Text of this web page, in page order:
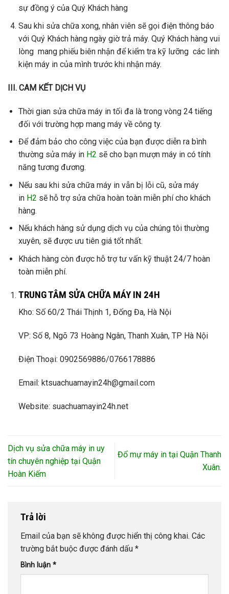
sự đồng ý của Quý Khách hàng
Sau khi sửa chữa xong, nhân viên sẽ gọi điện thông báo
với Quý Khách hàng ngày giờ trả máy. Quý Khách hàng vui
lòng mang phiếu biên nhận để kiểm tra kỹ lưỡng các linh
kiện máy in của mình trước khi nhận máy.
III. CAM KẾT DỊCH VỤ
Thời gian sửa chữa máy in tối đa là trong vòng 24 tiếng
đối với trường hợp mang máy về công ty.
Để đảm bảo cho công việc của bạn được diễn ra bình
thường sửa máy in H2 sẽ cho bạn mượn máy in có tính
năng tương đương.
Nếu sau khi sửa chữa máy in vẫn bị lỗi cũ, sửa máy
in H2 sẽ hỗ trợ sửa chữa hoàn toàn miễn phí cho khách
hàng.
Nếu khách hàng sử dụng dịch vụ của chúng tôi thường
xuyên, sẽ được ưu tiên giá tốt nhất.
Khách hàng còn được hỗ trợ tư vấn kỹ thuật 24/7 hoàn
toàn miễn phí.
TRUNG TÂM SỬA CHỮA MÁY IN 24H
Kho: Số 60/2 Thái Thịnh 1, Đống Đa, Hà Nội
VP: Số 8, Ngõ 73 Hoàng Ngân, Thanh Xuân, TP Hà Nội
Điện Thoại: 0902569886/0766178886
Email: ktsuachuamayin24h@gmail.com
Website: suachuamayin24h.net
Dịch vụ sửa chữa máy in uy
tín chuyên nghiệp tại Quận
Hoàn Kiếm
Đổ mự máy in tại Quận Thanh
Xuân.
Trả lời
Email của bạn sẽ không được hiển thị công khai. Các
trường bắt buộc được đánh dấu *
Bình luận *